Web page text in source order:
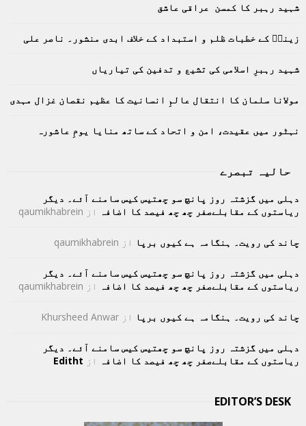
f
r
A
R
C
H
شہید رہبر کا کمسن عراقی عاشق
زینبؑ کے خطبات ظلم و استبداد کے خلاف ابدی منشور۔ ناصر علی
شہید رہبرِ اسلامی کی تشیع و تدفین کی تیاریاں
مولانا سلمان کا انتقال عالمِ انسانیت کا عظیم نقصان غزال مہدی
نہٹور میں عقیدت، امن و اتحاد کے ساتھ منایا یومِ عاشورہ
حالیہ تبصرے
دہلی میں گزشتہ روز پانچ سو چھتیس کیس سامنے آئے۔ دیگر
ریاستوں کے مقابلےصفر چھ چھ فیصد کا اضافہ از qaumikhabrein
چاند کی رویت۔ ہنگامہ ہے کیوں برپا از qaumikhabrein
دہلی میں گزشتہ روز پانچ سو چھتیس کیس سامنے آئے۔ دیگر
ریاستوں کے مقابلےصفر چھ چھ فیصد کا اضافہ از qaumikhabrein
چاند کی رویت۔ ہنگامہ ہے کیوں برپا از Khursheed Anwar
دہلی میں گزشتہ روز پانچ سو چھتیس کیس سامنے آئے۔ دیگر
ریاستوں کے مقابلےصفر چھ چھ فیصد کا اضافہ از Editht
EDITOR’S DESK